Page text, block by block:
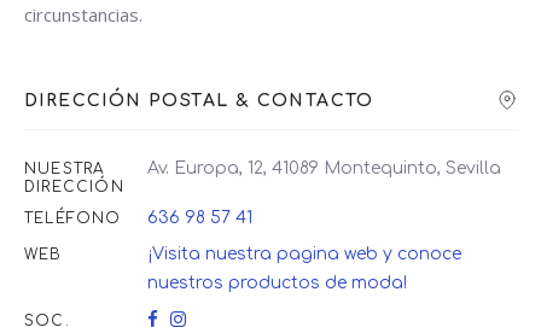
circunstancias.
DIRECCIÓN POSTAL & CONTACTO
NUESTRA
DIRECCIÓN
Av. Europa, 12, 41089 Montequinto, Sevilla
TELÉFONO 636 98 57 41
WEB
¡Visita nuestra pagina web y conoce
nuestros productos de moda!
SOC.